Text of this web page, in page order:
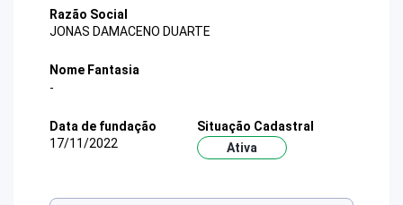
Razão Social
JONAS DAMACENO DUARTE
Nome Fantasia
-
Data de fundação
17/11/2022
Situação Cadastral
Ativa